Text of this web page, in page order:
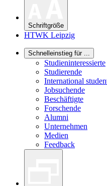
Schriftgröße
HTWK Leipzig
Schnelleinstieg für ...
Studieninteressierte
Studierende
International
Jobsuchende
Beschäftigte
Forschende
Alumni
Unternehmen
Medien
Feedback